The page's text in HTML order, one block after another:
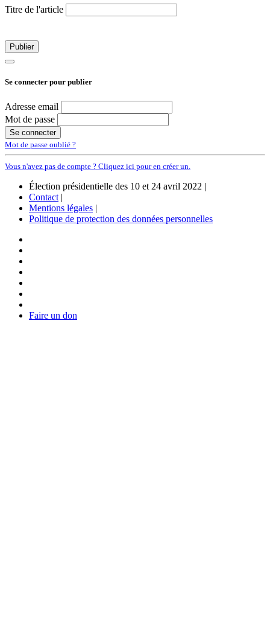
Titre de l'article
Se connecter pour publier
Adresse email
Mot de passe
Mot de passe oublié ?
Vous n'avez pas de compte ? Cliquez ici pour en créer un.
Élection présidentielle des 10 et 24 avril 2022 |
Contact |
Mentions légales |
Politique de protection des données personnelles
Faire un don